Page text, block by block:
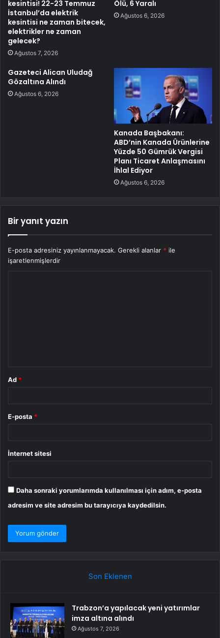
kesintisi! 22-23 Temmuz
İstanbul’da elektrik
kesintisi ne zaman bitecek,
elektrikler ne zaman
gelecek?
Ağustos 7, 2026
Ölü, 6 Yaralı
Ağustos 6, 2026
Gazeteci Alican Uludağ
Gözaltına Alındı
Ağustos 6, 2026
Kanada Başbakanı:
ABD’nin Kanada Ürünlerine
Yüzde 50 Gümrük Vergisi
Planı Ticaret Anlaşmasını
İhlal Ediyor
Ağustos 6, 2026
Bir yanıt yazın
E-posta adresiniz yayınlanmayacak. Gerekli alanlar * ile
işaretlenmişlerdir
Ad *
E-posta *
İnternet sitesi
Daha sonraki yorumlarımda kullanılması için adım, e-posta
adresim ve site adresim bu tarayıcıya kaydedilsin.
Son Eklenen
Trabzon’a yapılacak yeni yatırımlar
imza altına alındı
Ağustos 7, 2026